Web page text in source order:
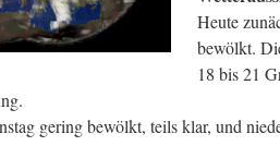
Heute
bewölkt.
18 bis 21
gering bewölkt, teils klar, und